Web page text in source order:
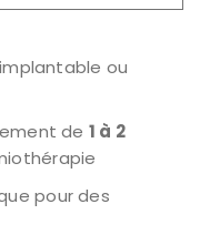
ou
de 1 à 2
pour des